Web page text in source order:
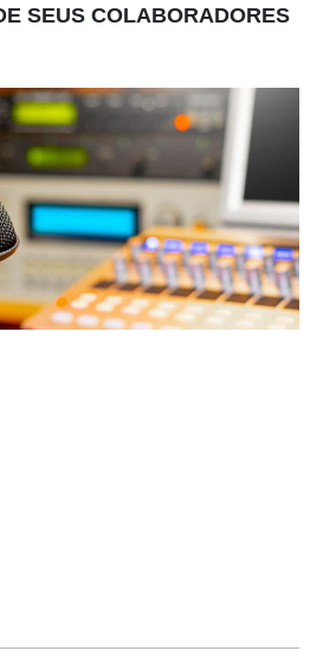
SEUS COLABORADORES